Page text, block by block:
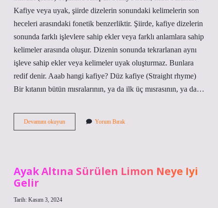
Kafiye veya uyak, şiirde dizelerin sonundaki kelimelerin son
heceleri arasındaki fonetik benzerliktir. Şiirde, kafiye dizelerin
sonunda farklı işlevlere sahip ekler veya farklı anlamlara sahip
kelimeler arasında oluşur. Dizenin sonunda tekrarlanan aynı
işleve sahip ekler veya kelimeler uyak oluşturmaz. Bunlara
redif denir. Aaab hangi kafiye? Düz kafiye (Straight rhyme)
Bir kıtanın bütün mısralarının, ya da ilk üç mısrasının, ya da…
Devamını okuyunBir
Şiirin
Yorum Bırak
Ayak Altına Sürülen Limon Neye Iyi
Gelir
Tarih: Kasım 3, 2024